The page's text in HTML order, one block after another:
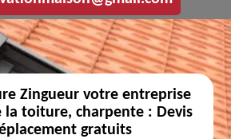
Zingueur votre entreprise
la toiture, charpente : Devis
gratuits